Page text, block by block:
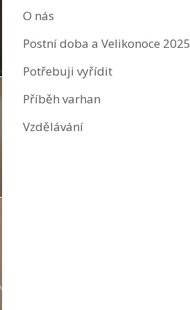
O nás
Postní doba a Velikonoce 2025
Potřebuji vyřídit
Příběh varhan
Vzdělávání